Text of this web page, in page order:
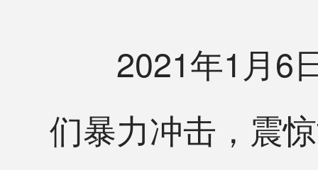
2021年1月6日
们暴力冲击，震